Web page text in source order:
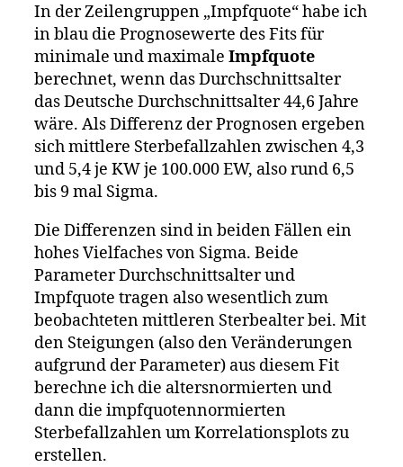
In der Zeilengruppen „Impfquote“ habe ich
in blau die Prognosewerte des Fits für
minimale und maximale Impfquote
berechnet, wenn das Durchschnittsalter
das Deutsche Durchschnittsalter 44,6 Jahre
wäre. Als Differenz der Prognosen ergeben
sich mittlere Sterbefallzahlen zwischen 4,3
und 5,4 je KW je 100.000 EW, also rund 6,5
bis 9 mal Sigma.
Die Differenzen sind in beiden Fällen ein
hohes Vielfaches von Sigma. Beide
Parameter Durchschnittsalter und
Impfquote tragen also wesentlich zum
beobachteten mittleren Sterbealter bei. Mit
den Steigungen (also den Veränderungen
aufgrund der Parameter) aus diesem Fit
berechne ich die altersnormierten und
dann die impfquotennormierten
Sterbefallzahlen um Korrelationsplots zu
erstellen.